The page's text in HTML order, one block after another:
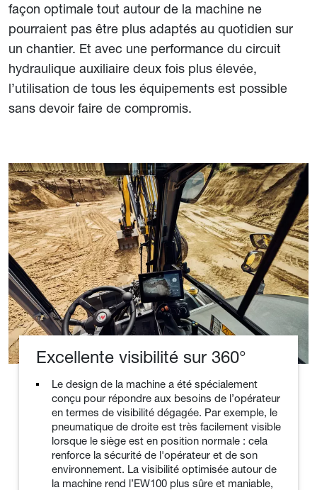
façon optimale tout autour de la machine ne
pourraient pas être plus adaptés au quotidien sur
un chantier. Et avec une performance du circuit
hydraulique auxiliaire deux fois plus élevée,
l’utilisation de tous les équipements est possible
sans devoir faire de compromis.
Excellente visibilité sur 360°
Le design de la machine a été spécialement
conçu pour répondre aux besoins de l’opérateur
en termes de visibilité dégagée. Par exemple, le
pneumatique de droite est très facilement visible
lorsque le siège est en position normale : cela
renforce la sécurité de l'opérateur et de son
environnement. La visibilité optimisée autour de
la machine rend l’EW100 plus sûre et maniable,